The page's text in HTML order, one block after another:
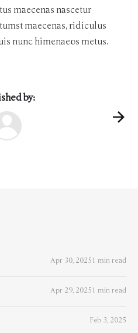
maecenas nascetur
maecenas, ridiculus
nunc himenaeos metus.
by:
Apr 30, 2025 1 min read
Apr 29, 2025 1 min read
Feb 3, 2025